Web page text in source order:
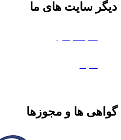
دیگر سایت های ما
گواهی ها و مجوزها